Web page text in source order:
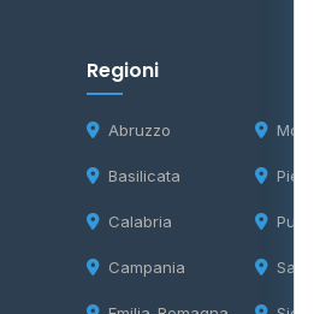
Regioni
Abruzzo
Basilicata
Calabria
Campania
Molise
Puglia